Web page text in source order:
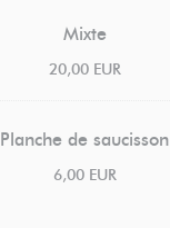
Mixte
20,00 EUR
Planche de saucisson
6,00 EUR